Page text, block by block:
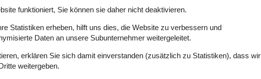
funktioniert, Sie können sie daher nicht deaktivieren.
Statistiken erheben, hilft uns dies, die Website zu verbessern und
Daten an unsere Subunternehmer weitergeleitet.
erklären Sie sich damit einverstanden (zusätzlich zu Statistiken), dass wir
weitergeben.